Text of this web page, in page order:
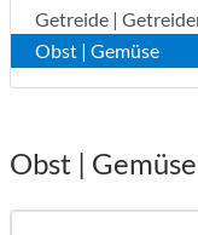
Getreide |
Obst | Gemüse
Obst | Gemüse